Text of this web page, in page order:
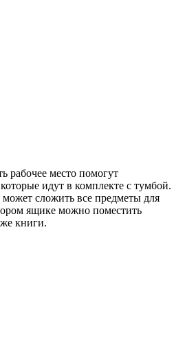
рабочее место помогут
идут в комплекте с тумбой.
сложить все предметы для
ящике можно поместить
книги.